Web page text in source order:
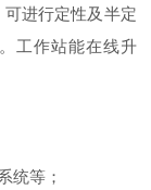
进行定性及半定
工作站能在线升
统等；